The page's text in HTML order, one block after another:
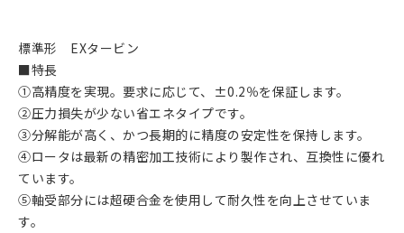
標準形 EXタービン
■特長
①高精度を実現。要求に応じて、±0.2％を保証します。
②圧力損失が少ない省エネタイプです。
③分解能が高く、かつ長期的に精度の安定性を保持します。
④ロータは最新の精密加工技術により製作され、互換性に優れ
ています。
⑤軸受部分には超硬合金を使用して耐久性を向上させていま
す。